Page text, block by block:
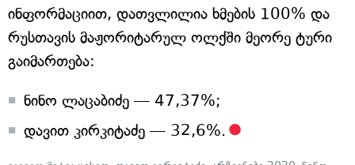
ინფორმაციით, დათვლილია ხმების 100% და
რუსთავის მაჟორიტარულ ოლქში მეორე ტური
გაიმართება:
ნინო ლაცაბიძე — 47,37%;
დავით კირკიტაძე — 32,6%.